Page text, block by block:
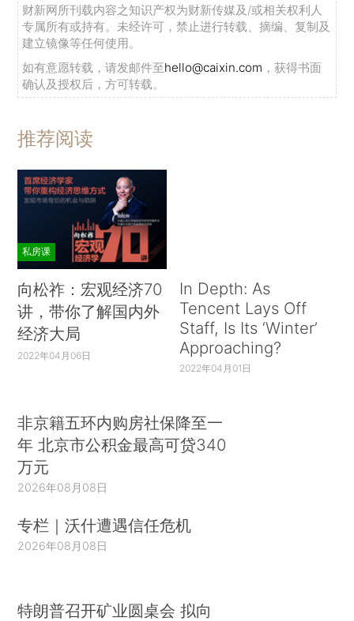
财新网所刊载内容之知识产权为财新传媒及/或相关权利人
专属所有或持有。未经许可，禁止进行转载、摘编、复制及
建立镜像等任何使用。
如有意愿转载，请发邮件至hello@caixin.com ，获得书面
确认及授权后，方可转载。
推荐阅读
私房课
向松祚：宏观经济70
讲，带你了解国内外
经济大局
2022年04月06日
In Depth: As
Tencent Lays Off
Staff, Is Its ‘Winter’
Approaching?
2022年04月01日
非京籍五环内购房社保降至一
年 北京市公积金最高可贷340
万元
2026年08月08日
专栏｜沃什遭遇信任危机
2026年08月08日
特朗普召开矿业圆桌会 拟向